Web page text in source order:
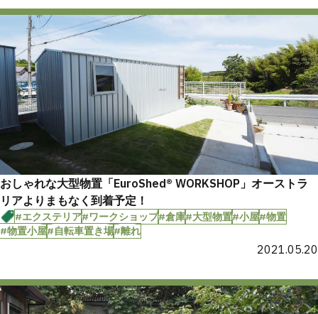
おしゃれな大型物置「EuroShed®︎ WORKSHOP」オーストラ
リアよりまもなく到着予定！
#エクステリア#ワークショップ#倉庫#大型物置#小屋#物置
#物置小屋#自転車置き場#離れ
2021.05.20